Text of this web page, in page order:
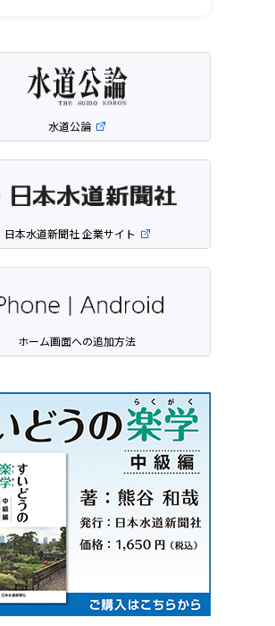
水道公論
日本水道新聞社 企業サイト
ホーム画面への追加方法